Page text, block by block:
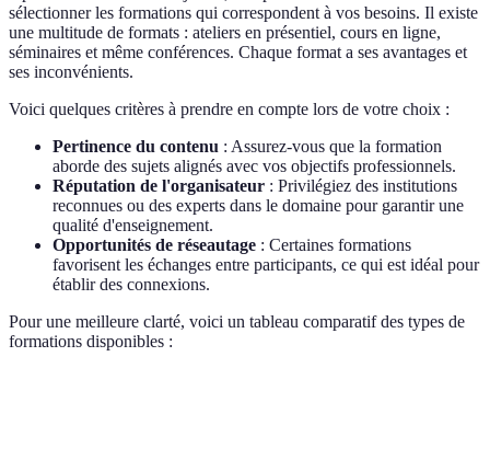
sélectionner les formations qui correspondent à vos besoins. Il existe
une multitude de formats : ateliers en présentiel, cours en ligne,
séminaires et même conférences. Chaque format a ses avantages et
ses inconvénients.
Voici quelques critères à prendre en compte lors de votre choix :
Pertinence du contenu : Assurez-vous que la formation
aborde des sujets alignés avec vos objectifs professionnels.
Réputation de l'organisateur : Privilégiez des institutions
reconnues ou des experts dans le domaine pour garantir une
qualité d'enseignement.
Opportunités de réseautage : Certaines formations
favorisent les échanges entre participants, ce qui est idéal pour
établir des connexions.
Pour une meilleure clarté, voici un tableau comparatif des types de
formations disponibles :